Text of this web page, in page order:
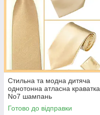
Стильна та модна дитяча
однотонна атласна краватка
No7 шампань
Готово до відправки